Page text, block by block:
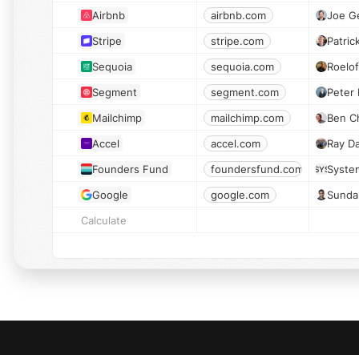
Airbnb
airbnb.com
Joe
Stripe
stripe.com
Sequoia
sequoia.com
Segment
segment.com
Peter
Mailchimp
mailchimp.com
Ben
Accel
accel.com
Ray
Founders Fund
foundersfund.com SYS
Google
google.com
Calculate